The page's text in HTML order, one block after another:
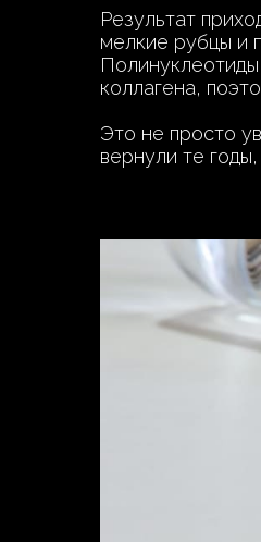
Результат
мелкие рубцы и
коллагена,
Это не просто
вернули те